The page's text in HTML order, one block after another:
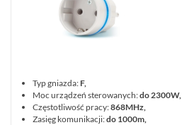
Typ gniazda:F,
Moc urządzeń sterowanych:do 2300W,
Częstotliwość pracy:868MHz,
Zasięg komunikacji:do 1000m,